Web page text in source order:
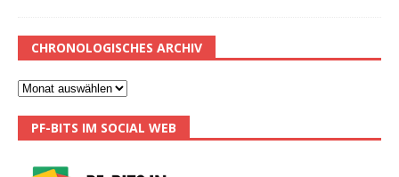
CHRONOLOGISCHES ARCHIV
PF-BITS IM SOCIAL WEB